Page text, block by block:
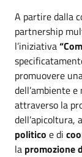
A partire dalla
partnership
l’iniziativa
promuovere
dell’ambiente
attraverso la
dell’apicoltura,
politico e di
la promozione